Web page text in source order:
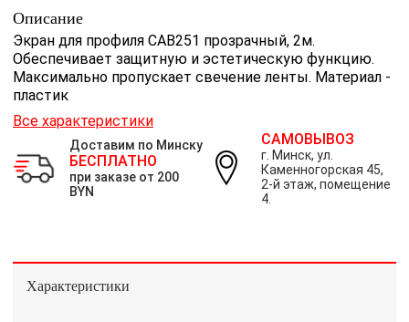
Описание
Экран для профиля САВ251 прозрачный, 2м.
Обеспечивает защитную и эстетическую функцию.
Максимально пропускает свечение ленты. Материал -
пластик
Все характеристики
Доставим по Минску
БЕСПЛАТНО
при заказе от 200
BYN
САМОВЫВОЗ
г. Минск, ул.
Каменногорская 45,
2-й этаж, помещение
4.
Характеристики